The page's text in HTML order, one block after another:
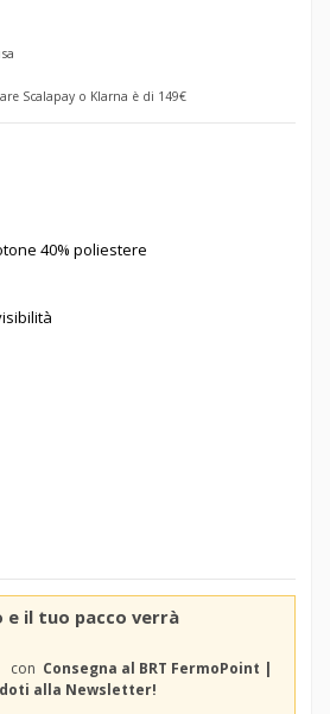
Scalapay o Klarna è di 149€
40% poliestere
e il tuo pacco verrà
con Consegna al BRT FermoPoint |
alla Newsletter!